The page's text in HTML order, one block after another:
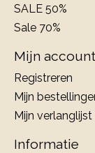
SALE 50%
Sale 70%
Mijn account
Registreren
Mijn
Mijn verlanglijst
Informatie